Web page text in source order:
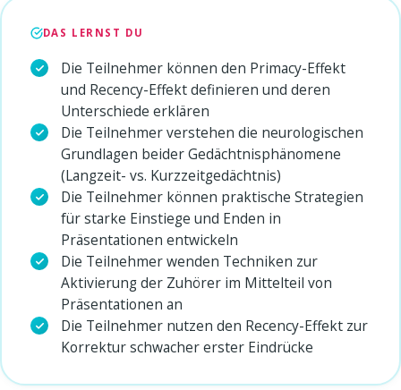
DAS LERNST DU
Die Teilnehmer können den Primacy-Effekt
und Recency-Effekt definieren und deren
Unterschiede erklären
Die Teilnehmer verstehen die neurologischen
Grundlagen beider Gedächtnisphänomene
(Langzeit- vs. Kurzzeitgedächtnis)
Die Teilnehmer können praktische Strategien
für starke Einstiege und Enden in
Präsentationen entwickeln
Die Teilnehmer wenden Techniken zur
Aktivierung der Zuhörer im Mittelteil von
Präsentationen an
Die Teilnehmer nutzen den Recency-Effekt zur
Korrektur schwacher erster Eindrücke